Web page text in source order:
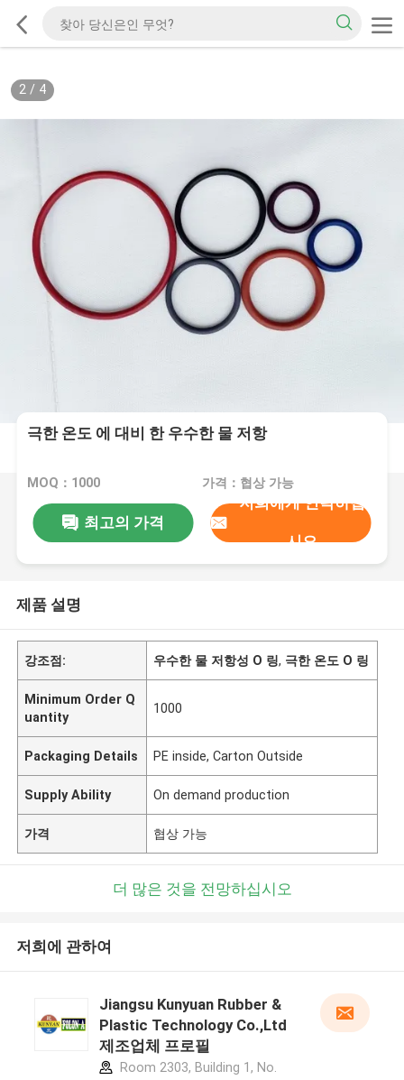
2/ 4
극한 온도 에 대비 한 우수한 물 저항
MOQ：1000 가격：협상 가능
최고의 가격
저희에게 연락하십
시오
제품 설명
강조점: 우수한 물 저항성 O 링, 극한 온도 O 링
Minimum Order Q
uantity
1000
Packaging Details PE inside, Carton Outside
Supply Ability On demand production
가격 협상 가능
더 많은 것을 전망하십시오
저희에 관하여
Jiangsu Kunyuan Rubber &
Plastic Technology Co.,Ltd
제조업체 프로필
Room 2303, Building 1, No.